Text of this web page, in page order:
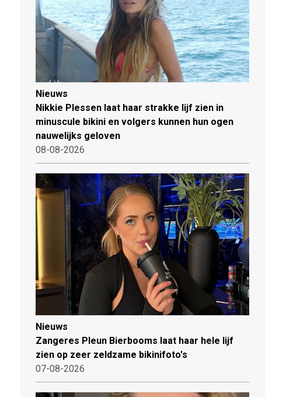
Nieuws
Nikkie Plessen laat haar strakke lijf zien in
minuscule bikini en volgers kunnen hun ogen
nauwelijks geloven
08-08-2026
Nieuws
Zangeres Pleun Bierbooms laat haar hele lijf
zien op zeer zeldzame bikinifoto's
07-08-2026